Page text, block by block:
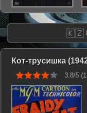
🇰🇿
Кот-трусишка
3.8/5 (